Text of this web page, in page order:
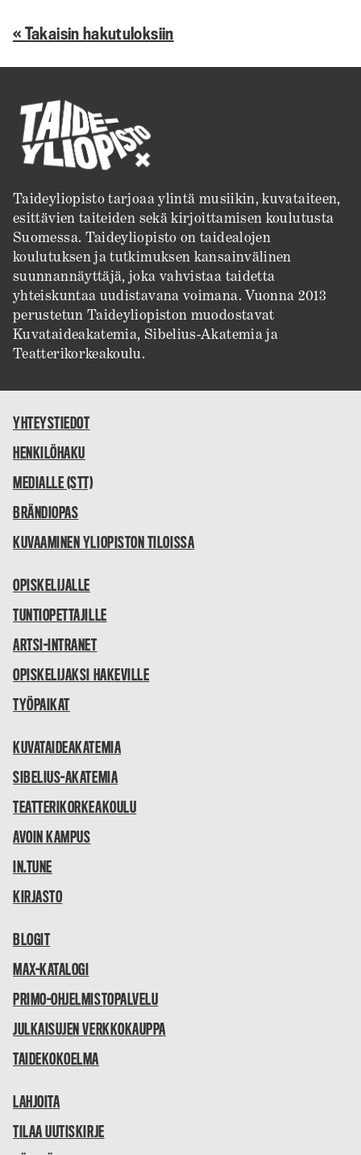
Facebookissa
Twitterissä
« Takaisin hakutuloksiin
Taideyliopisto tarjoaa ylintä musiikin, kuvataiteen,
esittävien taiteiden sekä kirjoittamisen koulutusta
Suomessa. Taideyliopisto on taidealojen
koulutuksen ja tutkimuksen kansainvälinen
suunnannäyttäjä, joka vahvistaa taidetta
yhteiskuntaa uudistavana voimana. Vuonna 2013
perustetun Taideyliopiston muodostavat
Kuvataideakatemia, Sibelius-Akatemia ja
Teatterikorkeakoulu.
YHTEYSTIEDOT
HENKILÖHAKU
MEDIALLE (STT)
BRÄNDIOPAS
KUVAAMINEN YLIOPISTON TILOISSA
OPISKELIJALLE
TUNTIOPETTAJILLE
ARTSI-INTRANET
OPISKELIJAKSI HAKEVILLE
TYÖPAIKAT
KUVATAIDEAKATEMIA
SIBELIUS-AKATEMIA
TEATTERIKORKEAKOULU
AVOIN KAMPUS
IN.TUNE
KIRJASTO
BLOGIT
MAX-KATALOGI
PRIMO-OHJELMISTOPALVELU
JULKAISUJEN VERKKOKAUPPA
TAIDEKOKOELMA
LAHJOITA
TILAA UUTISKIRJE